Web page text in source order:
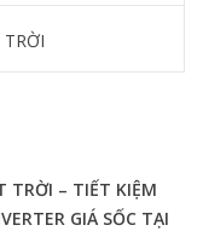
TRỜI – TIẾT KIỆM
GIÁ SỐC TẠI